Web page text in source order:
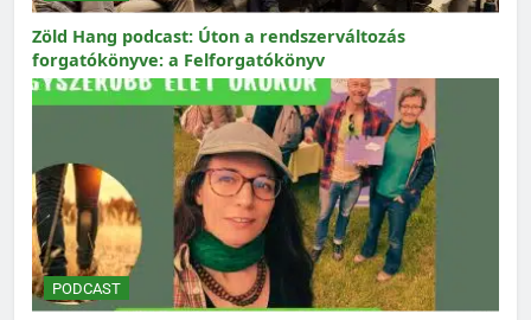
Zöld Hang podcast: Úton a rendszerváltozás
forgatókönyve: a Felforgatókönyv
PODCAST